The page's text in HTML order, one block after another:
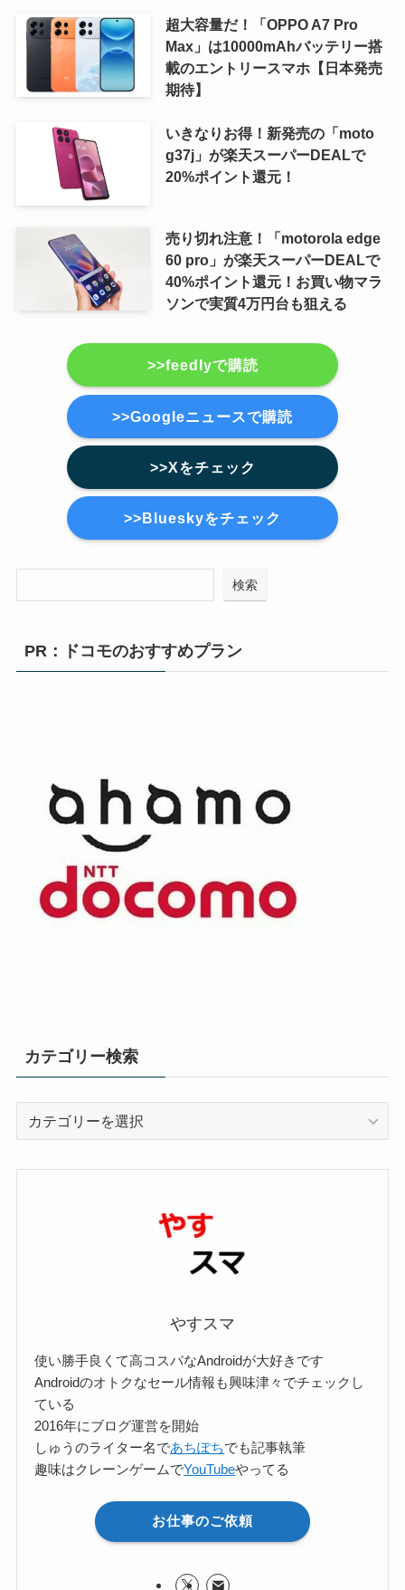
超大容量だ！「OPPO A7 Pro
Max」は10000mAhバッテリー搭
載のエントリースマホ【日本発売
期待】
いきなりお得！新発売の「moto
g37j」が楽天スーパーDEALで
20%ポイント還元！
売り切れ注意！「motorola edge
60 pro」が楽天スーパーDEALで
40%ポイント還元！お買い物マラ
ソンで実質4万円台も狙える
>>feedlyで購読
>>Googleニュースで購読
>>Xをチェック
>>Blueskyをチェック
検索
PR：ドコモのおすすめプラン
カテゴリー検索
やすスマ
使い勝手良くて高コスパなAndroidが大好きです
Androidのオトクなセール情報も興味津々でチェックし
ている
2016年にブログ運営を開始
しゅうのライター名であちぽちでも記事執筆
趣味はクレーンゲームでYouTubeやってる
お仕事のご依頼